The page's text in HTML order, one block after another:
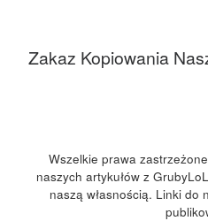
Zakaz Kopiowania
Wszelkie prawa
naszych artykułów z
naszą własnością. Linki do